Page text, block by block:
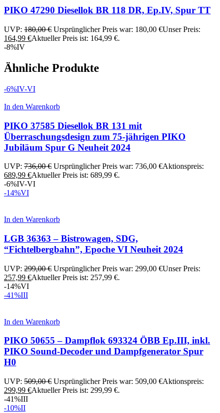
PIKO 47290 Diesellok BR 118 DR, Ep.IV, Spur TT
UVP: 180,00€ Ursprünglicher Preis war: 180,00 €Unser Preis:
164,99 €Aktueller Preis ist: 164,99 €.
-8%IV
Ähnliche Produkte
-6%IV-VI
In den Warenkorb
PIKO 37585 Diesellok BR 131 mit
Überraschungsdesign zum 75-jährigen PIKO
Jubiläum Spur G Neuheit 2024
UVP: 736,00€ Ursprünglicher Preis war: 736,00 €Aktionspreis:
689,99 €Aktueller Preis ist: 689,99 €.
-6%IV-VI
-14%VI
In den Warenkorb
LGB 36363 – Bistrowagen, SDG,
“Fichtelbergbahn”, Epoche VI Neuheit 2024
UVP: 299,00€ Ursprünglicher Preis war: 299,00 €Unser Preis:
257,99 €Aktueller Preis ist: 257,99 €.
-14%VI
-41%III
In den Warenkorb
PIKO 50655 – Dampflok 693324 ÖBB Ep.III, inkl.
PIKO Sound-Decoder und Dampfgenerator Spur
H0
UVP: 509,00€ Ursprünglicher Preis war: 509,00 €Aktionspreis:
299,99 €Aktueller Preis ist: 299,99 €.
-41%III
-10%II